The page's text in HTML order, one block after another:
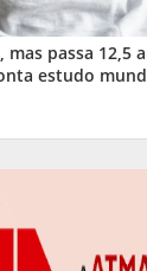
passa 12,5
estudo